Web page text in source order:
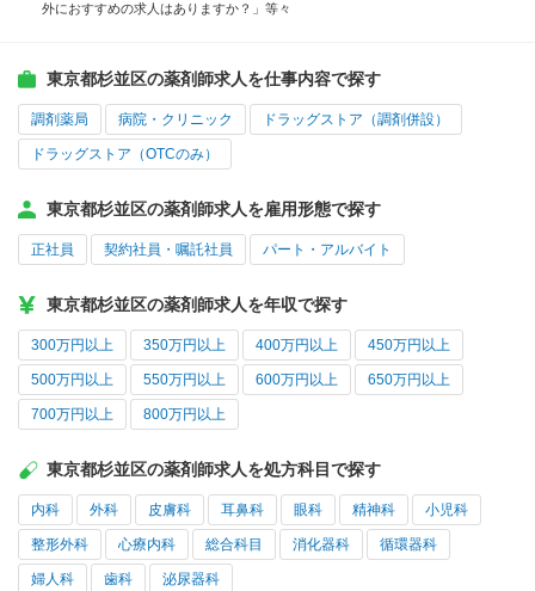
外におすすめの求人はありますか？」等々
東京都杉並区の薬剤師求人を仕事内容で探す
調剤薬局 病院・クリニック ドラッグストア（調剤併設）
ドラッグストア（OTCのみ）
東京都杉並区の薬剤師求人を雇用形態で探す
正社員 契約社員・嘱託社員 パート・アルバイト
東京都杉並区の薬剤師求人を年収で探す
300万円以上 350万円以上 400万円以上 450万円以上
500万円以上 550万円以上 600万円以上 650万円以上
700万円以上 800万円以上
東京都杉並区の薬剤師求人を処方科目で探す
内科 外科 皮膚科 耳鼻科 眼科 精神科 小児科
整形外科 心療内科 総合科目 消化器科 循環器科
婦人科 歯科 泌尿器科